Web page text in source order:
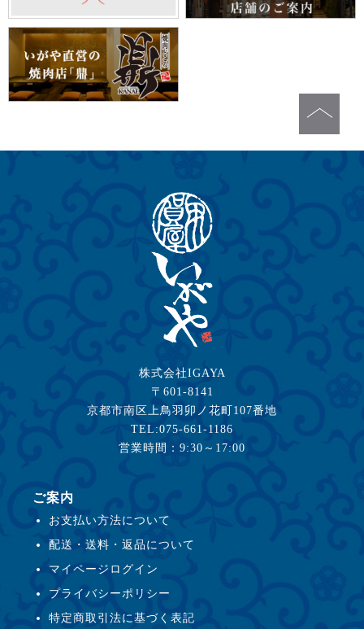
株式会社IGAYA
〒601-8141
京都市南区上鳥羽卯ノ花町107番地
TEL:075-661-1186
営業時間：9:30～17:00
ご案内
お支払い方法について
配送・送料・返品について
マイページログイン
プライバシーポリシー
特定商取引法に基づく表記